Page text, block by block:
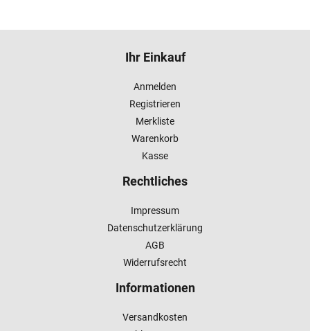
Ihr Einkauf
Anmelden
Registrieren
Merkliste
Warenkorb
Kasse
Rechtliches
Impressum
Datenschutzerklärung
AGB
Widerrufsrecht
Informationen
Versandkosten